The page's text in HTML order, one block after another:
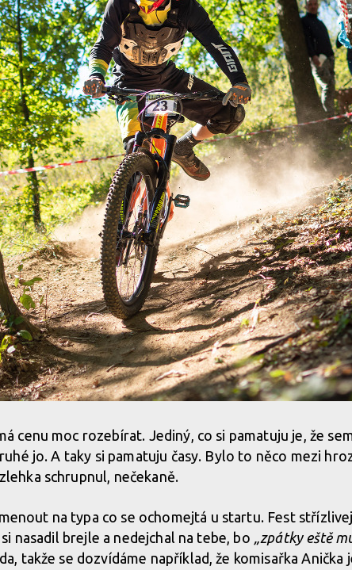
cenu moc rozebírat. Jediný, co si pamatuju je, že
jo. A taky si pamatuju časy. Bylo to něco mezi
schrupnul, nečekaně.
na typa co se ochomejtá u startu. Fest
nasadil brejle a nedejchal na tebe, bo „zpátky eště
takže se dozvídáme například, že komisařka Anička